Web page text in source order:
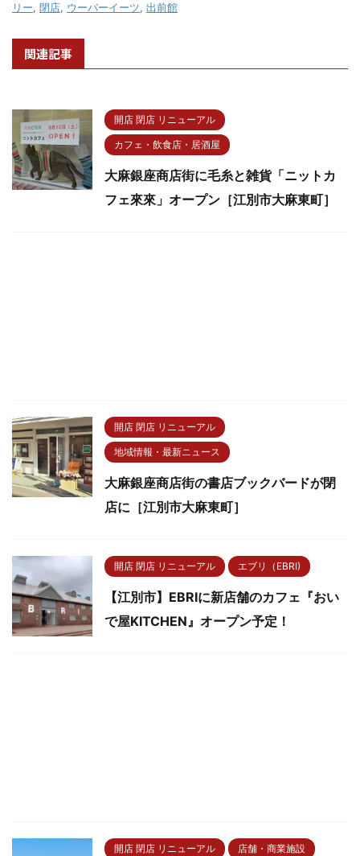
リー, 閉店, ウーバーイーツ, 出前館
関連記事
開店 閉店 リニューアル
カフェ・飲食店・居酒屋
大麻銀座商店街に毛糸と雑貨「ニットカ
フェ來來」オープン［江別市大麻東町］
開店 閉店 リニューアル
地域情報・最新ニュース
大麻銀座商店街の書店ブックバードが閉
店に［江別市大麻東町］
開店 閉店 リニューアル エブリ（EBRI)
【江別市】EBRIに新店舗のカフェ『おい
で屋KITCHEN』オープン予定！
開店 閉店 リニューアル 店舗・商業施設